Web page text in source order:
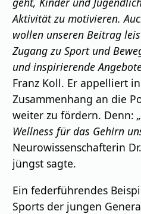
Aktivität zu motivieren.
wollen unseren Beitrag
Zugang zu Sport und
und inspirierende
Franz Koll. Er appelliert
Zusammenhang an die
weiter zu fördern. Denn:
Wellness für das Gehirn
Neurowissenschafterin
jüngst sagte.
Ein federführendes
Sports der jungen